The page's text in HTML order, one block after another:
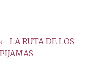
Post
navigation
← LA RUTA DE LOS
PIJAMAS